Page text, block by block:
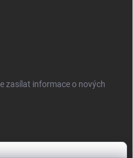
zasílat informace o nových